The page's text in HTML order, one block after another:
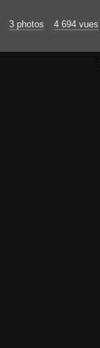
3 photos 4 694 vues